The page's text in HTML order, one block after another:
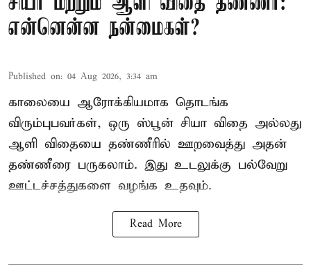
என்னென்ன நன்மைகள்?
Published on: 04 Aug 2026, 3:34 am
காலையை ஆரோக்கியமாக தொடங்க
விரும்புபவர்கள், ஒரு ஸ்பூன் சியா விதை அல்லது
ஆளி விதையை தண்ணீரில் ஊறவைத்து அதன்
தண்ணீரை பருகலாம். இது உடலுக்கு பல்வேறு
ஊட்டச்சத்துகளை வழங்க உதவும்.
Read More